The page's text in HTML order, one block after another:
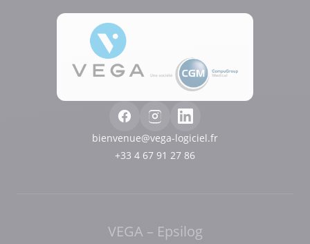
bienvenue@vega-logiciel.fr
+33 4 67 91 27 86
VEGA – Epsilog